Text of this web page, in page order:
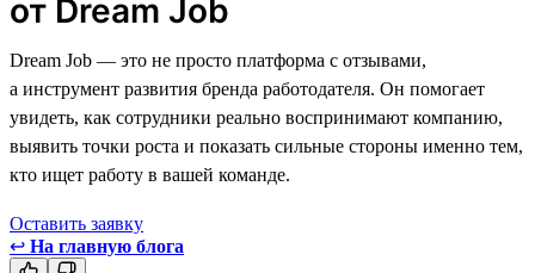
от Dream Job
Dream Job — это не просто платформа с отзывами,
а инструмент развития бренда работодателя. Он помогает
увидеть, как сотрудники реально воспринимают компанию,
выявить точки роста и показать сильные стороны именно тем,
кто ищет работу в вашей команде.
Оставить заявку
↩ На главную блога